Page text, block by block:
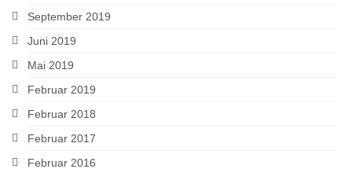
September 2019
Juni 2019
Mai 2019
Februar 2019
Februar 2018
Februar 2017
Februar 2016